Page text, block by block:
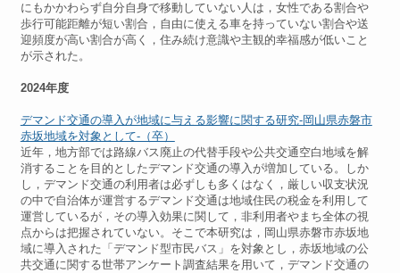
にもかかわらず自分自身で移動していない人は，女性である割合や
歩行可能距離が短い割合，自由に使える車を持っていない割合や送
迎頻度が高い割合が高く，住み続け意識や主観的幸福感が低いこと
が示された。
2024年度
デマンド交通の導入が地域に与える影響に関する研究-岡山県赤磐市
赤坂地域を対象として-（卒）
近年，地方部では路線バス廃止の代替手段や公共交通空白地域を解
消することを目的としたデマンド交通の導入が増加している。しか
し，デマンド交通の利用者は必ずしも多くはなく，厳しい収支状況
の中で自治体が運営するデマンド交通は地域住民の税金を利用して
運営しているが，その導入効果に関して，非利用者やまち全体の視
点からは把握されていない。そこで本研究は，岡山県赤磐市赤坂地
域に導入された「デマンド型市民バス」を対象とし，赤坂地域の公
共交通に関する世帯アンケート調査結果を用いて，デマンド交通の